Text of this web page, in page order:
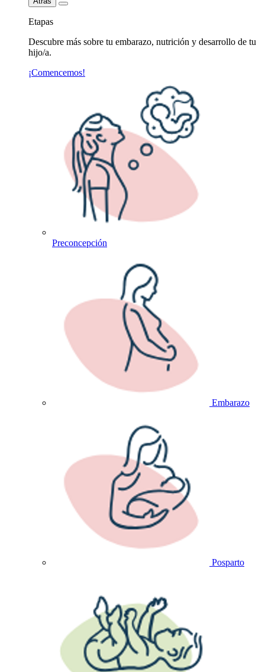
Etapas
Descubre más sobre tu embarazo, nutrición y desarrollo de tu
hijo/a.
¡Comencemos!
Preconcepción
Embarazo
Posparto